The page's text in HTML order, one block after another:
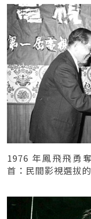
1976 年鳳飛飛勇
首：民間影視選拔